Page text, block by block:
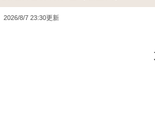
2026/8/7 23:30更新